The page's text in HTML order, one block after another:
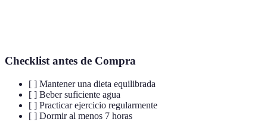
Checklist antes de Compra
[ ] Mantener una dieta equilibrada
[ ] Beber suficiente agua
[ ] Practicar ejercicio regularmente
[ ] Dormir al menos 7 horas